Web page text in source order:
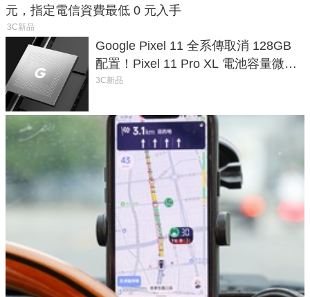
元，指定電信資費最低 0 元入手
3C新品
Google Pixel 11 全系傳取消 128GB
配置！Pixel 11 Pro XL 電池容量微降
1.6%
3C新品